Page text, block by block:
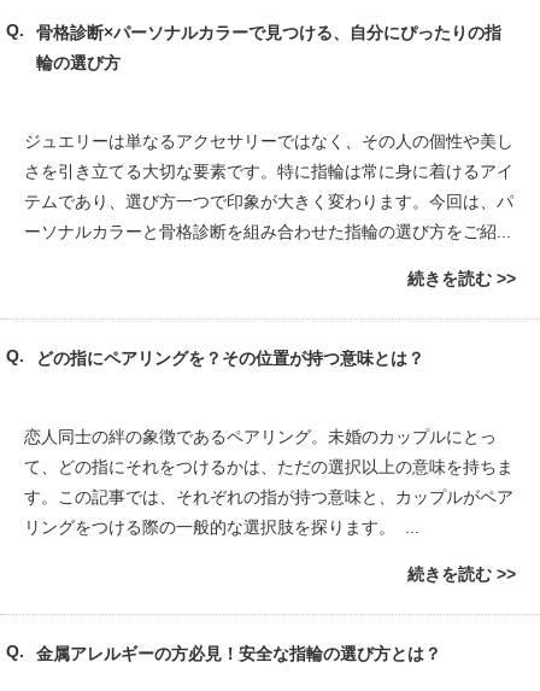
骨格診断×パーソナルカラーで見つける、自分にぴったりの指
輪の選び方
ジュエリーは単なるアクセサリーではなく、その人の個性や美し
さを引き立てる大切な要素です。特に指輪は常に身に着けるアイ
テムであり、選び方一つで印象が大きく変わります。今回は、パ
ーソナルカラーと骨格診断を組み合わせた指輪の選び方をご紹...
続きを読む
どの指にペアリングを？その位置が持つ意味とは？
恋人同士の絆の象徴であるペアリング。未婚のカップルにとっ
て、どの指にそれをつけるかは、ただの選択以上の意味を持ちま
す。この記事では、それぞれの指が持つ意味と、カップルがペア
リングをつける際の一般的な選択肢を探ります。 ...
続きを読む
金属アレルギーの方必見！安全な指輪の選び方とは？